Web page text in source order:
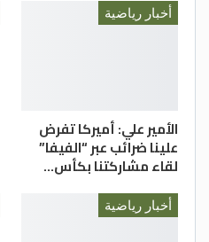
أخبار رياضية
الأمير علي: أميركا تفرض
علينا ضرائب عبر “الفيفا”
لقاء مشاركتنا بكأس…
أخبار رياضية